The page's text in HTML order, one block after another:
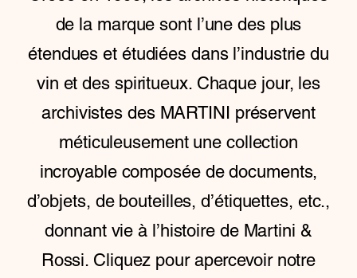
de la marque sont l’une des plus
étendues et étudiées dans l’industrie du
vin et des spiritueux. Chaque jour, les
archivistes des MARTINI préservent
méticuleusement une collection
incroyable composée de documents,
d’objets, de bouteilles, d’étiquettes, etc.,
donnant vie à l’histoire de Martini &
Rossi. Cliquez pour apercevoir notre